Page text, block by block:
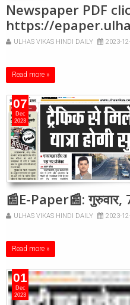
Newspaper PDF
https://
ULHAS VIKAS HINDI DAILY 2023-
Read more »
07
Dec
2023
📰E-Paper📰:
ULHAS VIKAS HINDI DAILY 2023-
Read more »
01
Dec
2023